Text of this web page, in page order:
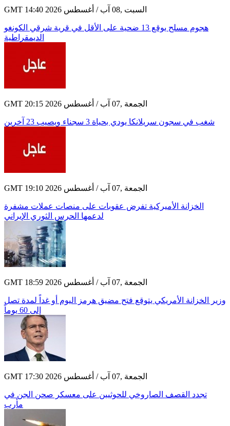
GMT 14:40 2026 السبت ,08 آب / أغسطس
هجوم مسلح يوقع 13 ضحية على الأقل في قرية شرقي الكونغو
الديمقراطية
GMT 20:15 2026 الجمعة ,07 آب / أغسطس
شغب في سجون سريلانكا يودي بحياة 3 سجناء ويصيب 23 آخرين
GMT 19:10 2026 الجمعة ,07 آب / أغسطس
الخزانة الأميركية تفرض عقوبات على منصات عملات مشفرة
لدعمها الحرس الثوري الإيراني
GMT 18:59 2026 الجمعة ,07 آب / أغسطس
وزير الخزانة الأمريكي يتوقع فتح مضيق هرمز اليوم أو غداً لمدة تصل
إلى 60 يوماً
GMT 17:30 2026 الجمعة ,07 آب / أغسطس
تجدد القصف الصاروخي للحوثيين على معسكر صحن الجن في
مأرب